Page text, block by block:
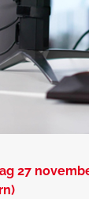
27